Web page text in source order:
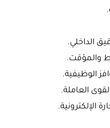
الداخلي.
والمؤقت.
الوظيفية.
العاملة.
الإلكترونية.